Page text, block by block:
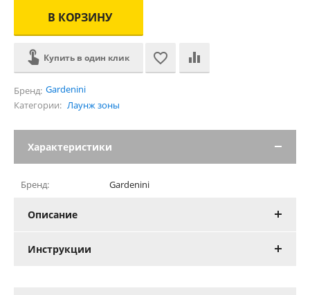
В КОРЗИНУ
Купить в один клик
Бренд: Gardenini
Категории: Лаунж зоны
Характеристики
Бренд: Gardenini
Описание
Инструкции